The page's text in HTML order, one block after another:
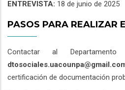
ENTREVISTA: 18 de junio de 2025
PASOS PARA REALIZAR
Contactar al
certificación de documentación